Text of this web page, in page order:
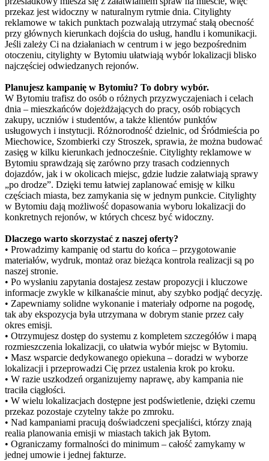
przekaz jest widoczny w naturalnym rytmie dnia. Citylighty
reklamowe w takich punktach pozwalają utrzymać stałą obecność
przy głównych kierunkach dojścia do usług, handlu i komunikacji.
Jeśli zależy Ci na działaniach w centrum i w jego bezpośrednim
otoczeniu, citylighty w Bytomiu ułatwiają wybór lokalizacji blisko
najczęściej odwiedzanych rejonów.
Planujesz kampanię w Bytomiu? To dobry wybór.
W Bytomiu trafisz do osób o różnych przyzwyczajeniach i celach
dnia – mieszkańców dojeżdżających do pracy, osób robiących
zakupy, uczniów i studentów, a także klientów punktów
usługowych i instytucji. Różnorodność dzielnic, od Śródmieścia po
Miechowice, Szombierki czy Stroszek, sprawia, że można budować
zasięg w kilku kierunkach jednocześnie. Citylighty reklamowe w
Bytomiu sprawdzają się zarówno przy trasach codziennych
dojazdów, jak i w okolicach miejsc, gdzie ludzie załatwiają sprawy
„po drodze”. Dzięki temu łatwiej zaplanować emisję w kilku
częściach miasta, bez zamykania się w jednym punkcie. Citylighty
w Bytomiu dają możliwość dopasowania wyboru lokalizacji do
konkretnych rejonów, w których chcesz być widoczny.
Dlaczego warto skorzystać z naszej oferty?
• Prowadzimy kampanię od startu do końca – przygotowanie
materiałów, wydruk, montaż oraz bieżąca kontrola realizacji są po
naszej stronie.
• Po wysłaniu zapytania dostajesz zestaw propozycji i kluczowe
informacje zwykle w kilkanaście minut, aby szybko podjąć decyzję.
• Zapewniamy solidne wykonanie i materiały odporne na pogodę,
tak aby ekspozycja była utrzymana w dobrym stanie przez cały
okres emisji.
• Otrzymujesz dostęp do systemu z kompletem szczegółów i mapą
rozmieszczenia lokalizacji, co ułatwia wybór miejsc w Bytomiu.
• Masz wsparcie dedykowanego opiekuna – doradzi w wyborze
lokalizacji i przeprowadzi Cię przez ustalenia krok po kroku.
• W razie uszkodzeń organizujemy naprawę, aby kampania nie
traciła ciągłości.
• W wielu lokalizacjach dostępne jest podświetlenie, dzięki czemu
przekaz pozostaje czytelny także po zmroku.
• Nad kampaniami pracują doświadczeni specjaliści, którzy znają
realia planowania emisji w miastach takich jak Bytom.
• Ograniczamy formalności do minimum – całość zamykamy w
jednej umowie i jednej fakturze.